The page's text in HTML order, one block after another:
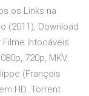
os Links na
(2011), Download
Intocáveis
720p, MKV,
(François
HD. Torrent